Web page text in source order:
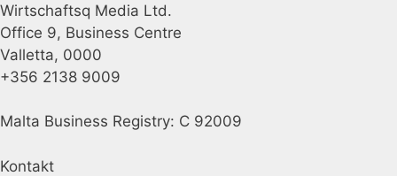
Wirtschaftsq Media Ltd.
Office 9, Business Centre
Valletta, 0000
+356 2138 9009
Malta Business Registry: C 92009
Kontakt